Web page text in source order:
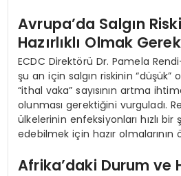
Avrupa’da Salgın
Hazırlıklı Olmak
ECDC Direktörü Dr. Pamela
şu an için salgın riskinin
“ithal vaka” sayısının artma
olunması gerektiğini vurguladı.
ülkelerinin enfeksiyonları hızlı
edebilmek için hazır
Afrika’daki Durum ve